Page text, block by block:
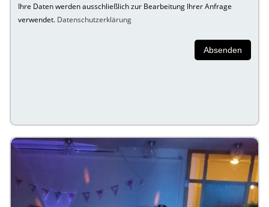
Ihre Daten werden ausschließlich zur Bearbeitung Ihrer Anfrage
verwendet. Datenschutzerklärung